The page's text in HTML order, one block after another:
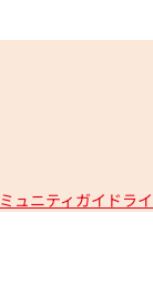
ュニティガイドラ